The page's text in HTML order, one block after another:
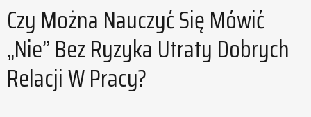
Czy Można Nauczyć Się Mówić
„nie” Bez Ryzyka Utraty Dobrych
Relacji W Pracy?